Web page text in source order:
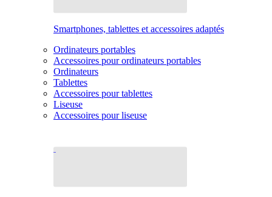
Smartphones, tablettes et accessoires adaptés
Ordinateurs portables
Accessoires pour ordinateurs portables
Ordinateurs
Tablettes
Accessoires pour tablettes
Liseuse
Accessoires pour liseuse